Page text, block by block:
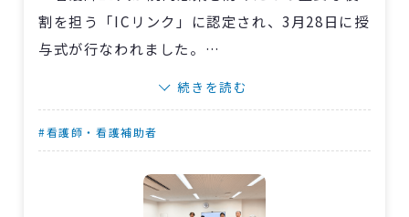
割を担う「ICリンク」に認定され、3月28日に授
与式が行なわれました。
ICリンクは、感染管理室（ICT）から感染管理
対策が実行できることを目指しています。また、
現場で起こる問題点について、ICTと連携して改
善に取り組み、部署での感染対策を強化してい
続きを読む
#看護師・看護補助者